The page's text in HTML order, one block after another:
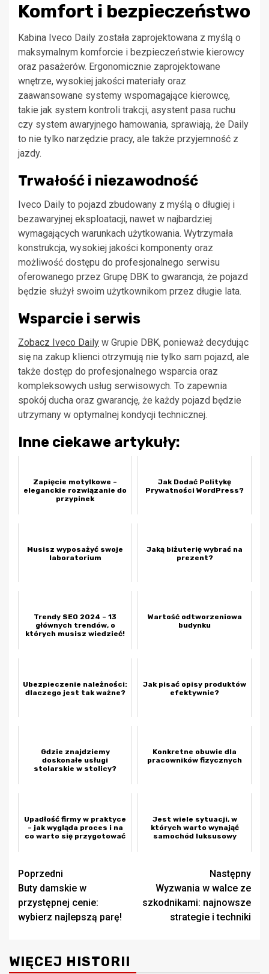
Komfort i bezpieczeństwo
Kabina Iveco Daily została zaprojektowana z myślą o
maksymalnym komforcie i bezpieczeństwie kierowcy
oraz pasażerów. Ergonomicznie zaprojektowane
wnętrze, wysokiej jakości materiały oraz
zaawansowane systemy wspomagające kierowcę,
takie jak system kontroli trakcji, asystent pasa ruchu
czy system awaryjnego hamowania, sprawiają, że Daily
to nie tylko narzędzie pracy, ale także przyjemność z
jazdy.
Trwałość i niezawodność
Iveco Daily to pojazd zbudowany z myślą o długiej i
bezawaryjnej eksploatacji, nawet w najbardziej
wymagających warunkach użytkowania. Wytrzymała
konstrukcja, wysokiej jakości komponenty oraz
możliwość dostępu do profesjonalnego serwisu
oferowanego przez Grupę DBK to gwarancja, że pojazd
będzie służył swoim użytkownikom przez długie lata.
Wsparcie i serwis
Zobacz Iveco Daily w Grupie DBK, ponieważ decydując
się na zakup klienci otrzymują nie tylko sam pojazd, ale
także dostęp do profesjonalnego wsparcia oraz
kompleksowych usług serwisowych. To zapewnia
spokój ducha oraz gwarancję, że każdy pojazd będzie
utrzymany w optymalnej kondycji technicznej.
Inne ciekawe artykuły:
Zapięcie motylkowe –
eleganckie rozwiązanie do
przypinek
Jak Dodać Politykę
Prywatności WordPress?
Musisz wyposażyć swoje
laboratorium
Jaką biżuterię wybrać na
prezent?
Trendy SEO 2024 – 13
głównych trendów, o
których musisz wiedzieć!
Wartość odtworzeniowa
budynku
Ubezpieczenie należności:
dlaczego jest tak ważne?
Jak pisać opisy produktów
efektywnie?
Gdzie znajdziemy
doskonałe usługi
stolarskie w stolicy?
Konkretne obuwie dla
pracowników fizycznych
Upadłość firmy w praktyce
– jak wygląda proces i na
co warto się przygotować
Jest wiele sytuacji, w
których warto wynająć
samochód luksusowy
Zobacz
wpisy
Poprzedni
Buty damskie w
przystępnej cenie:
wybierz najlepszą parę!
Następny
Wyzwania w walce ze
szkodnikami: najnowsze
strategie i techniki
WIĘCEJ HISTORII